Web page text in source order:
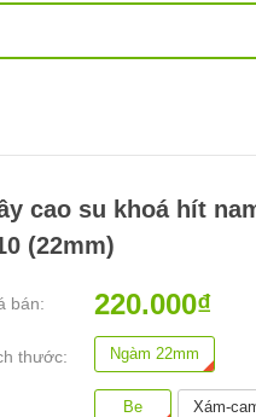
cao su khoá hít
(22mm)
bán: 220.000₫
thước: Ngàm 22mm
Be Xám-